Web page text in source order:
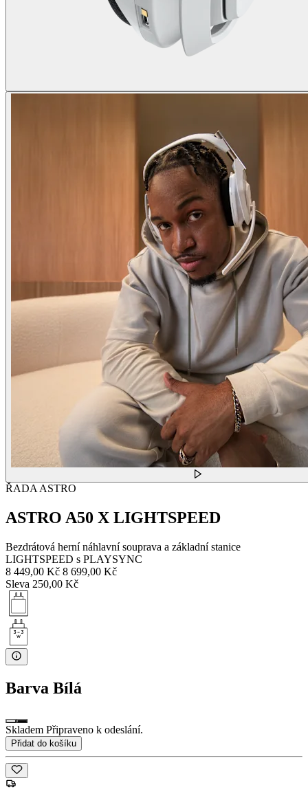
ŘADA ASTRO
ASTRO A50 X LIGHTSPEED
Bezdrátová herní náhlavní souprava a základní stanice
LIGHTSPEED s PLAYSYNC
8 449,00 Kč 8 699,00 Kč
Sleva 250,00 Kč
Barva Bílá
Skladem Připraveno k odeslání.
Přidat do košíku